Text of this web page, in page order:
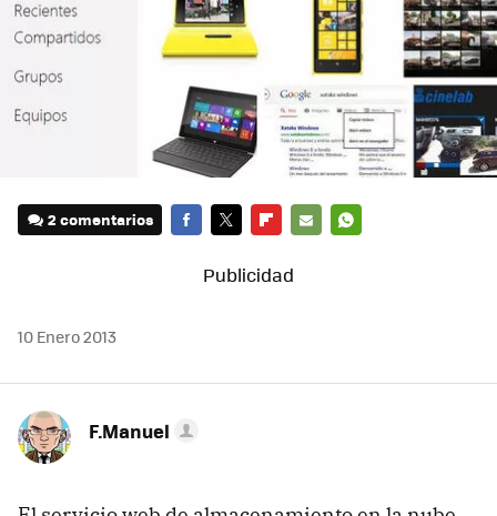
2 comentarios
MAIL
10 Enero 2013
F.Manuel